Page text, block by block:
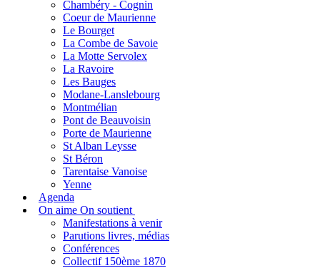
Chambéry - Cognin
Coeur de Maurienne
Le Bourget
La Combe de Savoie
La Motte Servolex
La Ravoire
Les Bauges
Modane-Lanslebourg
Montmélian
Pont de Beauvoisin
Porte de Maurienne
St Alban Leysse
St Béron
Tarentaise Vanoise
Yenne
Agenda
On aime On soutient
Manifestations à venir
Parutions livres, médias
Conférences
Collectif 150ème 1870